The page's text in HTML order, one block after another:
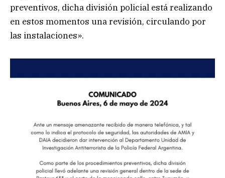
preventivos, dicha división policial está realizando
en estos momentos una revisión, circulando por
las instalaciones».